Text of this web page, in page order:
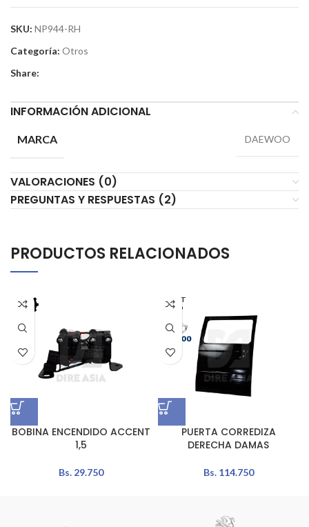
SKU: NP944-RH
Categoría: Otros
Share:
INFORMACIÓN ADICIONAL
MARCA DAEWOO
VALORACIONES (0)
PREGUNTAS Y RESPUESTAS (2)
PRODUCTOS RELACIONADOS
BOBINA ENCENDIDO ACCENT
1,5
Bs.29.750
AGOT
ADO
PUERTA CORREDIZA
DERECHA DAMAS
Bs.114.750